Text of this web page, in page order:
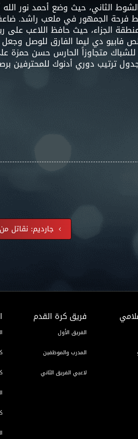
الثاني، حيث وضع أحمد نور
فرحة الجمهور في ملعب راشد.
الجزاء، حيث حافظ اللاعب
للشباك متجاوزاً الحارس حسن
جارديم: نقاتل
فريق كرة القدم
الفريق الأول
المدرب والموظفين
لاعبي الفريق الثاني